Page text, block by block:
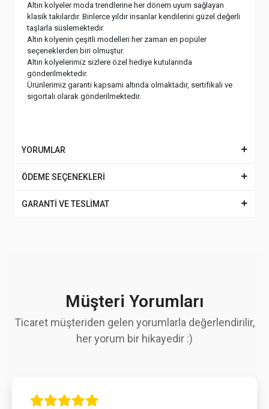
Altın kolyeler moda trendlerine her dönem uyum sağlayan
klasik takılardır. Binlerce yıldır insanlar kendilerini güzel değerli
taşlarla süslemektedir.
Altın kolyenin çeşitli modelleri her zaman en popüler
seçeneklerden biri olmuştur.
Altın kolyelerimiz sizlere özel hediye kutularında
gönderilmektedir.
Ürünlerimiz garanti kapsamı altında olmaktadır, sertifikalı ve
sigortalı olarak gönderilmektedir.
YORUMLAR
ÖDEME SEÇENEKLERİ
GARANTİ VE TESLİMAT
Müşteri Yorumları
Ticaret müşteriden gelen yorumlarla değerlendirilir,
her yorum bir hikayedir :)